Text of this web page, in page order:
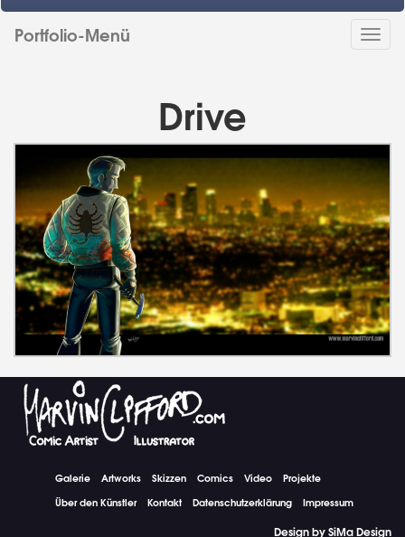
Portfolio-Menü
Drive
Galerie Artworks Skizzen Comics Video
Projekte
Über den Künstler
Kontakt Datenschutzerklärung Impressum
Design by SiMa Design